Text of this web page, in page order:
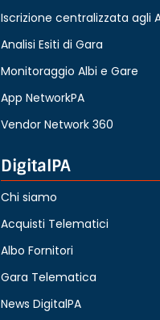
Iscrizione centralizzata agli
Analisi Esiti di Gara
Monitoraggio Albi e Gare
App NetworkPA
Vendor Network 360
DigitalPA
Chi siamo
Acquisti Telematici
Albo Fornitori
Gara Telematica
News DigitalPA